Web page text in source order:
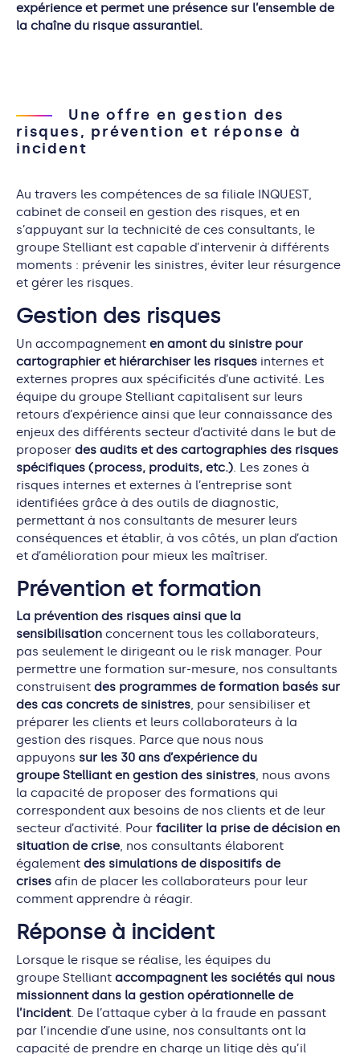
expérience et permet une présence sur l’ensemble de
la chaîne du risque assurantiel.
Une offre en gestion des
risques, prévention et réponse à
incident
Au travers les compétences de sa filiale INQUEST,
cabinet de conseil en gestion des risques, et en
s’appuyant sur la technicité de ces consultants, le
groupe Stelliant est capable d’intervenir à différents
moments : prévenir les sinistres, éviter leur résurgence
et gérer les risques.
Gestion des risques
Un accompagnement en amont du sinistre pour
cartographier et hiérarchiser les risques internes et
externes propres aux spécificités d’une activité. Les
équipe du groupe Stelliant capitalisent sur leurs
retours d’expérience ainsi que leur connaissance des
enjeux des différents secteur d’activité dans le but de
proposer des audits et des cartographies des risques
spécifiques (process, produits, etc.) . Les zones à
risques internes et externes à l’entreprise sont
identifiées grâce à des outils de diagnostic,
permettant à nos consultants de mesurer leurs
conséquences et établir, à vos côtés, un plan d’action
et d’amélioration pour mieux les maîtriser.
Prévention et formation
La prévention des risques ainsi que la
sensibilisation concernent tous les collaborateurs,
pas seulement le dirigeant ou le risk manager. Pour
permettre une formation sur-mesure, nos consultants
construisent des programmes de formation basés sur
des cas concrets de sinistres, pour sensibiliser et
préparer les clients et leurs collaborateurs à la
gestion des risques. Parce que nous nous
appuyons sur les 30 ans d’expérience du
groupe Stelliant en gestion des sinistres, nous avons
la capacité de proposer des formations qui
correspondent aux besoins de nos clients et de leur
secteur d’activité. Pour faciliter la prise de décision en
situation de crise, nos consultants élaborent
également des simulations de dispositifs de
crises afin de placer les collaborateurs pour leur
comment apprendre à réagir.
Réponse à incident
Lorsque le risque se réalise, les équipes du
groupe Stelliant accompagnent les sociétés qui nous
missionnent dans la gestion opérationnelle de
l’incident. De l’attaque cyber à la fraude en passant
par l’incendie d’une usine, nos consultants ont la
capacité de prendre en charge un litige dès qu’il